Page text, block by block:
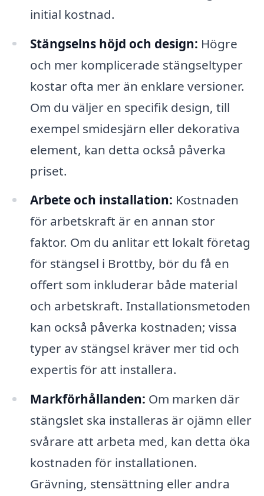
initial kostnad.
Stängselns höjd och design: Högre
och mer komplicerade stängseltyper
kostar ofta mer än enklare versioner.
Om du väljer en specifik design, till
exempel smidesjärn eller dekorativa
element, kan detta också påverka
priset.
Arbete och installation: Kostnaden
för arbetskraft är en annan stor
faktor. Om du anlitar ett lokalt företag
för stängsel i Brottby, bör du få en
offert som inkluderar både material
och arbetskraft. Installationsmetoden
kan också påverka kostnaden; vissa
typer av stängsel kräver mer tid och
expertis för att installera.
Markförhållanden: Om marken där
stängslet ska installeras är ojämn eller
svårare att arbeta med, kan detta öka
kostnaden för installationen.
Grävning, stensättning eller andra